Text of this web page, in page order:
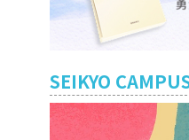
SEIKYO